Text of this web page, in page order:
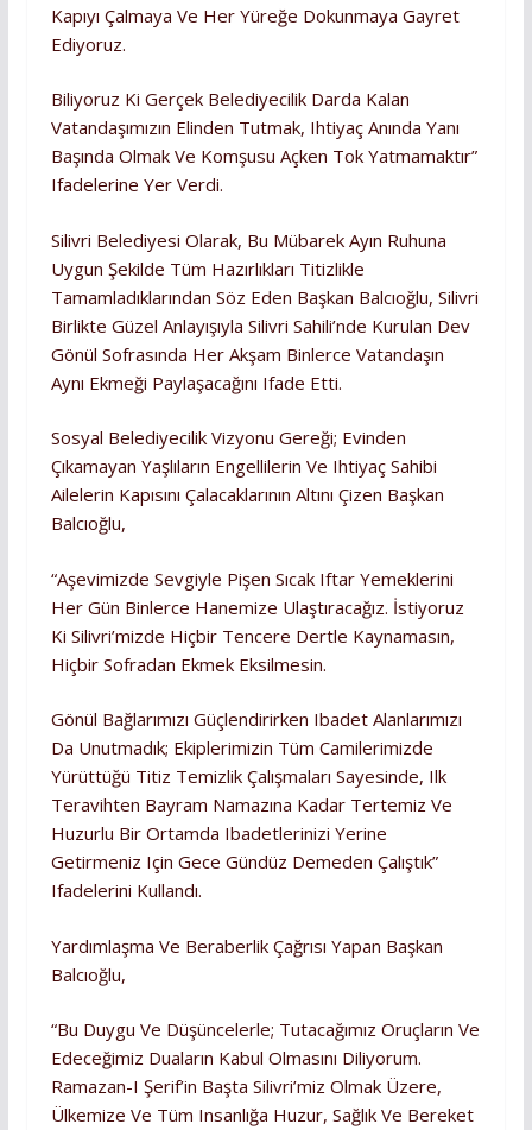
Kapıyı Çalmaya Ve Her Yüreğe Dokunmaya Gayret
Ediyoruz.
Biliyoruz Ki Gerçek Belediyecilik Darda Kalan
Vatandaşımızın Elinden Tutmak, Ihtiyaç Anında Yanı
Başında Olmak Ve Komşusu Açken Tok Yatmamaktır”
Ifadelerine Yer Verdi.
Silivri Belediyesi Olarak, Bu Mübarek Ayın Ruhuna
Uygun Şekilde Tüm Hazırlıkları Titizlikle
Tamamladıklarından Söz Eden Başkan Balcıoğlu, Silivri
Birlikte Güzel Anlayışıyla Silivri Sahili’nde Kurulan Dev
Gönül Sofrasında Her Akşam Binlerce Vatandaşın
Aynı Ekmeği Paylaşacağını Ifade Etti.
Sosyal Belediyecilik Vizyonu Gereği; Evinden
Çıkamayan Yaşlıların Engellilerin Ve Ihtiyaç Sahibi
Ailelerin Kapısını Çalacaklarının Altını Çizen Başkan
Balcıoğlu,
“Aşevimizde Sevgiyle Pişen Sıcak Iftar Yemeklerini
Her Gün Binlerce Hanemize Ulaştıracağız. İstiyoruz
Ki Silivri’mizde Hiçbir Tencere Dertle Kaynamasın,
Hiçbir Sofradan Ekmek Eksilmesin.
Gönül Bağlarımızı Güçlendirirken Ibadet Alanlarımızı
Da Unutmadık; Ekiplerimizin Tüm Camilerimizde
Yürüttüğü Titiz Temizlik Çalışmaları Sayesinde, Ilk
Teravihten Bayram Namazına Kadar Tertemiz Ve
Huzurlu Bir Ortamda Ibadetlerinizi Yerine
Getirmeniz Için Gece Gündüz Demeden Çalıştık”
Ifadelerini Kullandı.
Yardımlaşma Ve Beraberlik Çağrısı Yapan Başkan
Balcıoğlu,
“Bu Duygu Ve Düşüncelerle; Tutacağımız Oruçların Ve
Edeceğimiz Duaların Kabul Olmasını Diliyorum.
Ramazan-I Şerif’in Başta Silivri’miz Olmak Üzere,
Ülkemize Ve Tüm Insanlığa Huzur, Sağlık Ve Bereket